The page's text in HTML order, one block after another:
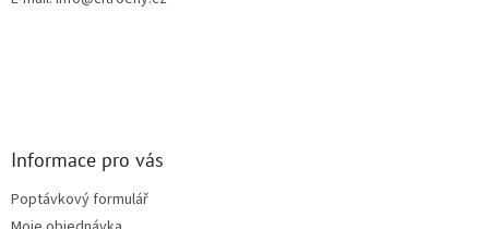
Informace pro vás
Poptávkový formulář